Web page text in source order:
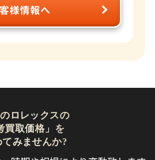
様情報へ
ロレックスの
買取価格」を
てみませんか?